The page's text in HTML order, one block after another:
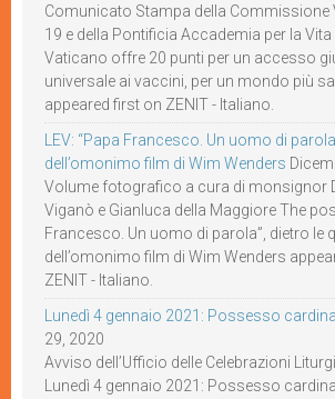
Comunicato Stampa della Commissione
19 e della Pontificia Accademia per la Vita
Vaticano offre 20 punti per un accesso
universale ai vaccini, per un mondo più
appeared first on ZENIT - Italiano.
LEV: “Papa Francesco. Un uomo di
dell’omonimo film di Wim Wenders
Volume fotografico a cura di monsignor
Viganò e Gianluca della Maggiore The
Francesco. Un uomo di parola”, dietro le
dell’omonimo film di Wim Wenders
ZENIT - Italiano.
Lunedì 4 gennaio 2021: Possesso
29, 2020
Avviso dell’Ufficio delle Celebrazioni
Lunedì 4 gennaio 2021: Possesso